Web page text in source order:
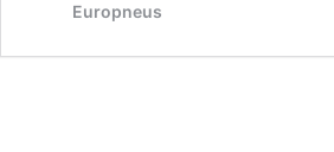
Europneus